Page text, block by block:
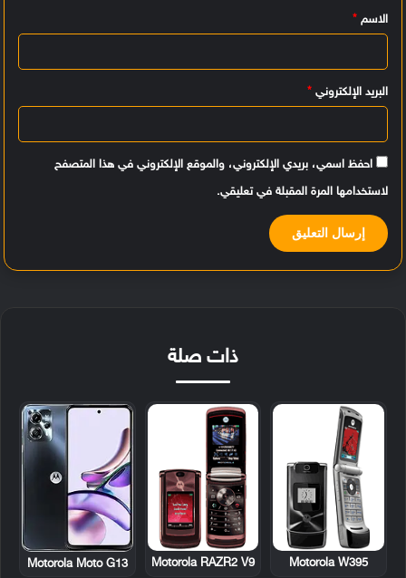
ق
الاسم *
البريد الإلكتروني *
احفظ اسمي، بريدي الإلكتروني، والموقع الإلكتروني في هذا المتصفح
لاستخدامها المرة المقبلة في تعليقي.
ذات صلة
Motorola W395
Motorola RAZR2 V9
Motorola Moto G13